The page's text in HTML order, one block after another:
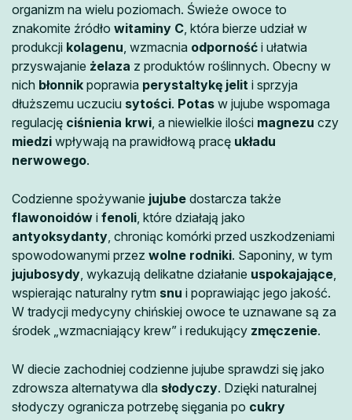
organizm na wielu poziomach. Świeże owoce to
znakomite źródło witaminy C , która bierze udział w
produkcji kolagenu , wzmacnia odporność i ułatwia
przyswajanie żelaza z produktów roślinnych. Obecny w
nich błonnik poprawia perystaltykę jelit i sprzyja
dłuższemu uczuciu sytości. Potas w jujube wspomaga
regulację ciśnienia krwi , a niewielkie ilości magnezu czy
miedzi wpływają na prawidłową pracę układu
nerwowego.
Codzienne spożywanie jujube dostarcza także
flawonoidów i fenoli , które działają jako
antyoksydanty , chroniąc komórki przed uszkodzeniami
spowodowanymi przez wolne rodniki. Saponiny, w tym
jujubosydy , wykazują delikatne działanie uspokajające
wspierając naturalny rytm snu i poprawiając jego jakość.
W tradycji medycyny chińskiej owoce te uznawane są za
środek „wzmacniający krew” i redukujący zmęczenie.
W diecie zachodniej codzienne jujube sprawdzi się jako
zdrowsza alternatywa dla słodyczy. Dzięki naturalnej
słodyczy ogranicza potrzebę sięgania po cukry